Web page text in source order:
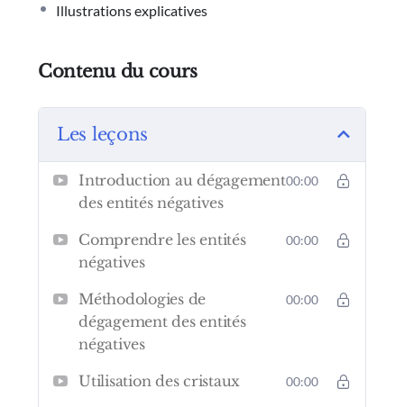
Illustrations explicatives
Contenu du cours
Les leçons
Introduction au dégagement
des entités négatives
00:00
Comprendre les entités
négatives
00:00
Méthodologies de
dégagement des entités
négatives
00:00
Utilisation des cristaux 00:00